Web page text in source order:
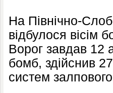
На Північно-
відбулося вісім
Ворог завдав 12
бомб, здійснив
систем